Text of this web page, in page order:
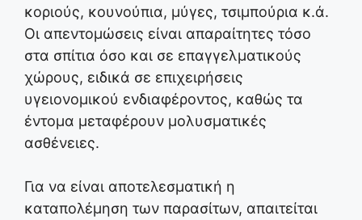
κοριούς, κουνούπια, μύγες, τσιμπούρια κ.ά.
Οι απεντομώσεις είναι απαραίτητες τόσο
στα σπίτια όσο και σε επαγγελματικούς
χώρους, ειδικά σε επιχειρήσεις
υγειονομικού ενδιαφέροντος, καθώς τα
έντομα μεταφέρουν μολυσματικές
ασθένειες.
Για να είναι αποτελεσματική η
καταπολέμηση των παρασίτων, απαιτείται